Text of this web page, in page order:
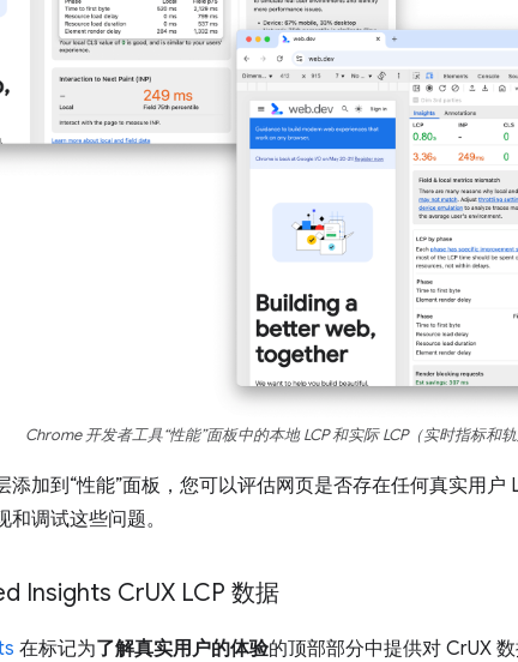
Chrome 开发者工具“性能”面板中的本地 LCP 和实际 LCP（实时指标和轨
添加到“性能”面板，您可以评估网页是否存在任何真实用户
调试这些问题。
Insights CrUX LCP 数据
在标记为了解真实用户的体验的顶部部分中提供对 CrUX